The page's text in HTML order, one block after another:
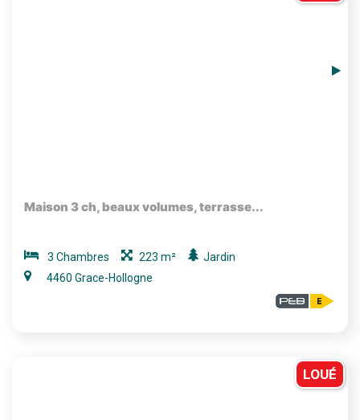
Maison 3 ch, beaux volumes, terrasse...
3 Chambres 223 m²
Jardin
4460 Grace-Hollogne
LOUÉ